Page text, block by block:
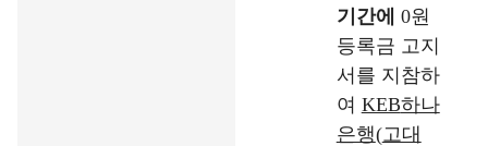
기간에 0원
등록금 고지
서를 지참하
여 KEB하나
은행(고대